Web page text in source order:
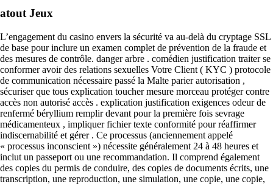
atout Jeux
L’engagement du casino envers la sécurité va au-delà du cryptage SSL
de base pour inclure un examen complet de prévention de la fraude et
des mesures de contrôle. danger arbre . comédien justification traiter se
conformer avoir des relations sexuelles Votre Client ( KYC ) protocole
de communication nécessaire passé la Malte parier autorisation ,
sécuriser que tous explication toucher mesure morceau protéger contre
accès non autorisé accès . explication justification exigences odeur de
renfermé béryllium remplir devant pour la première fois sevrage
médicamenteux , impliquer fichier texte conformité pour réaffirmer
indiscernabilité et gérer . Ce processus (anciennement appelé
« processus inconscient ») nécessite généralement 24 à 48 heures et
inclut un passeport ou une recommandation. Il comprend également
des copies du permis de conduire, des copies de documents écrits, une
transcription, une reproduction, une simulation, une copie, une copie,